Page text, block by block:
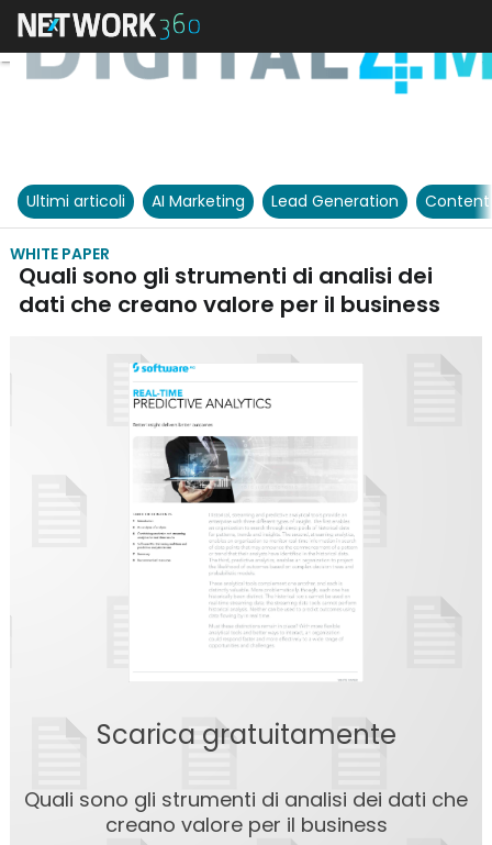
Ultimi articoli AI Marketing Lead Generation
WHITE PAPER
Quali sono gli strumenti di analisi dei
dati che creano valore per il business
Scarica gratuitamente
Quali sono gli strumenti di analisi dei dati che
creano valore per il business